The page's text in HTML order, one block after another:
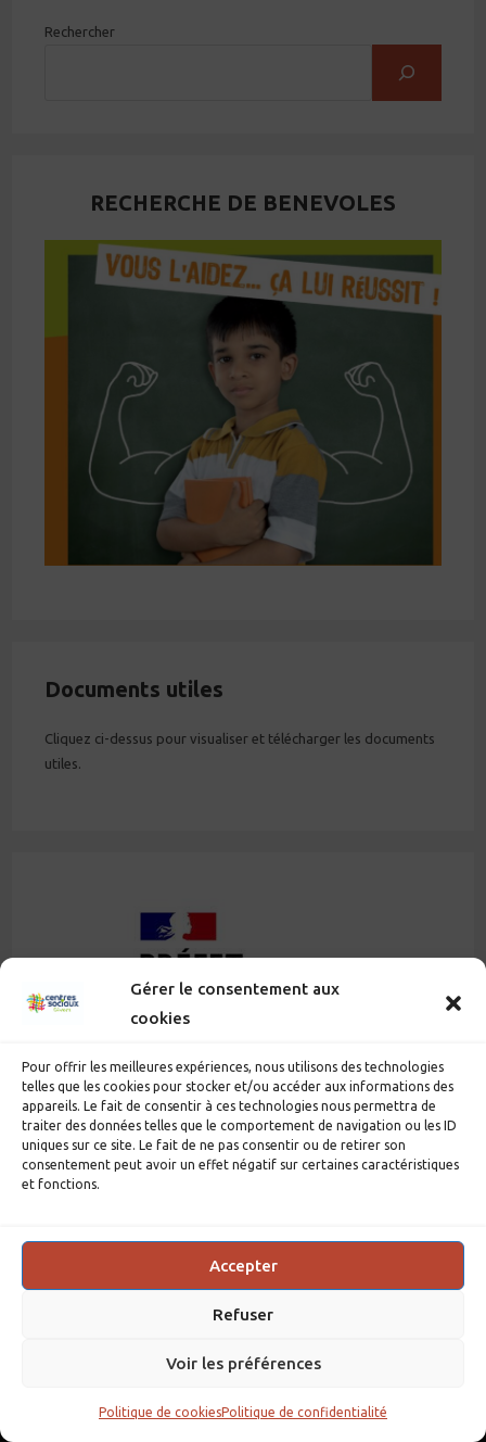
Gérer le consentement aux
cookies
Pour offrir les meilleures expériences, nous utilisons des technologies
telles que les cookies pour stocker et/ou accéder aux informations des
appareils. Le fait de consentir à ces technologies nous permettra de
traiter des données telles que le comportement de navigation ou les ID
uniques sur ce site. Le fait de ne pas consentir ou de retirer son
consentement peut avoir un effet négatif sur certaines caractéristiques
et fonctions.
Accepter
Refuser
Voir les préférences
Politique de cookiesPolitique de confidentialité
Rechercher
RECHERCHE DE BENEVOLES
Documents utiles
Cliquez ci-dessus pour visualiser et télécharger les documents
utiles.
Mentions légales
Politique de confidentialité